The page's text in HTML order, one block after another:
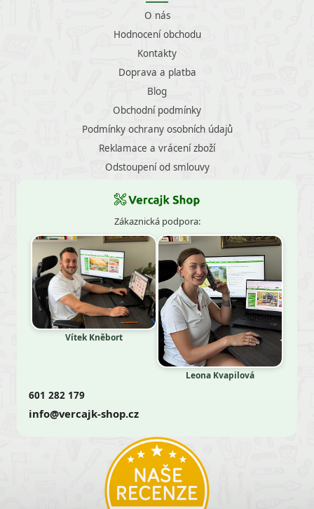
O nás
Hodnocení obchodu
Kontakty
Doprava a platba
Blog
Obchodní podmínky
Podmínky ochrany osobních údajů
Reklamace a vrácení zboží
Odstoupení od smlouvy
Zákaznická podpora:
Vítek Kněbort
Leona Kvapilová
601 282 179
info@vercajk-shop.cz